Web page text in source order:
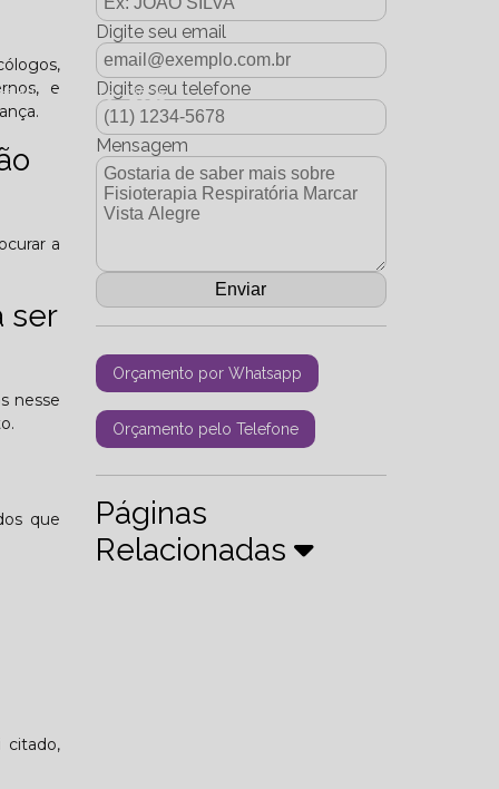
Dezembro - 2025
e
a
ser
nesse
que
citado,
Digite seu email
Digite seu telefone
Mensagem
Orçamento por Whatsapp
Orçamento pelo Telefone
Páginas
Relacionadas